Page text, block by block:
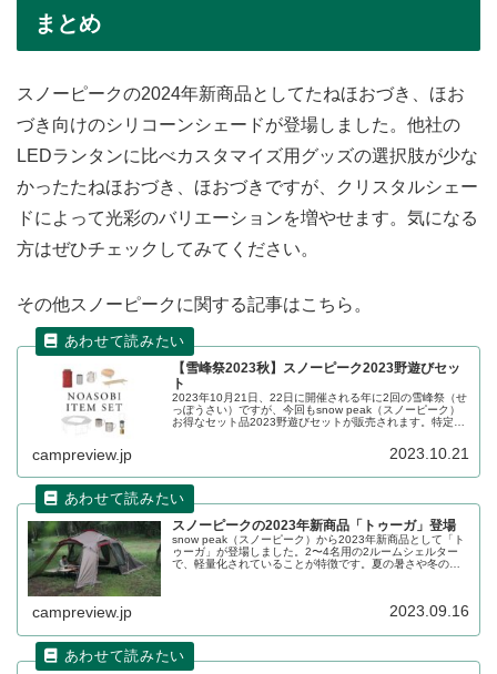
まとめ
スノーピークの2024年新商品としてたねほおづき、ほお
づき向けのシリコーンシェードが登場しました。他社の
LEDランタンに比べカスタマイズ用グッズの選択肢が少な
かったたねほおづき、ほおづきですが、クリスタルシェー
ドによって光彩のバリエーションを増やせます。気になる
方はぜひチェックしてみてください。
その他スノーピークに関する記事はこちら。
【雪峰祭2023秋】スノーピーク2023野遊びセッ
ト
2023年10月21日、22日に開催される年に2回の雪峰祭（せ
っぽうさい）ですが、今回もsnow peak（スノーピーク）
お得なセット品2023野遊びセットが販売されます。特定ジ
campreview.jp 2023.10.21
スノーピークの2023年新商品「トゥーガ」登場
snow peak（スノーピーク）から2023年新商品として「ト
ゥーガ」が登場しました。2〜4名用の2ルームシェルター
で、軽量化されていることが特徴です。夏の暑さや冬の寒
campreview.jp 2023.09.16